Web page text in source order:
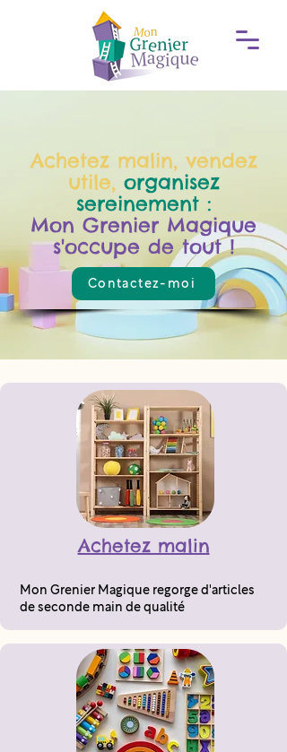
Achetez malin, vendez
utile, organisez
sereinement :
Mon Grenier Magique
s'occupe de tout !
Contactez-moi
Achetez malin
Mon Grenier Magique regorge d'articles
de seconde main de qualité